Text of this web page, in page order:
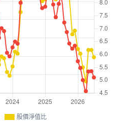
股價淨值比